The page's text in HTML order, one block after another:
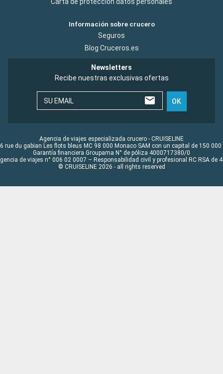
Información sobre crucero
Seguros
Blog Cruceros.es
Newsletters
Recibe nuestras exclusivas ofertas
SU EMAIL OK
Agencia de viajes especializada crucero - CRUISELINE
rue du gabian Les flots bleus MC 98 000 Monaco SAM con un capital de 150 000
Garantía financiera Groupama N° de póliza 4000717380/0
de viajes n° 006 02 0007 – Responsabilidad civil y profesional RC RSA de
© CRUISELINE 2026 - all rights reserved